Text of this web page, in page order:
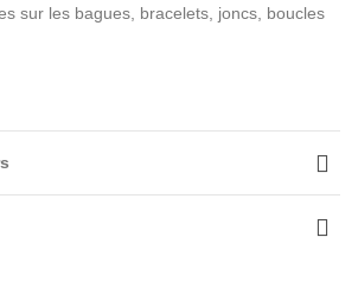
sur les bagues, bracelets, joncs, boucles